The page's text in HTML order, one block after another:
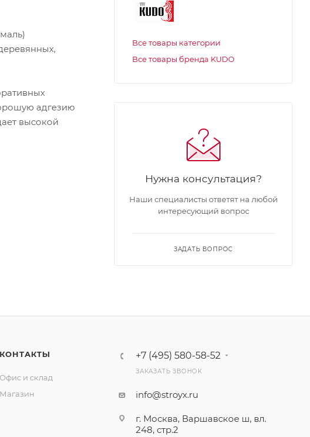
адгезию
высокой
Все товары категории
Все товары бренда KUDO
Нужна консультация?
Наши специалисты ответят на любой
интересующий вопрос
ЗАДАТЬ ВОПРОС
КОНТАКТЫ
Офис и склад
Магазин
+7 (495) 580-58-52
ЗАКАЗАТЬ ЗВОНОК
info@stroyx.ru
г. Москва, Варшавское ш, вл.
248, стр.2